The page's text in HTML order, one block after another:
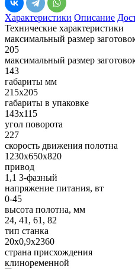
Характеристики Описание
Технические характеристики
максимальный размер
205
максимальный размер
143
габариты мм
215х205
габариты в упаковке
143х115
угол поворота
227
скорость движения полотна
1230х650х820
привод
1,1 3-фазный
напряжение питания, вт
0-45
высота полотна, мм
24, 41, 61, 82
тип станка
20х0,9х2360
страна присхождения
клиноременной